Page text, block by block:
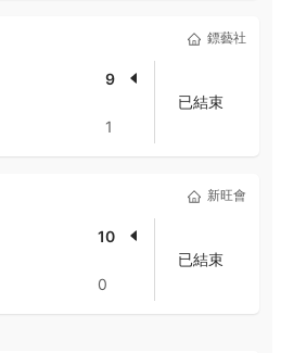
鏢藝社
9
1
已結束
新旺會
10
0
已結束